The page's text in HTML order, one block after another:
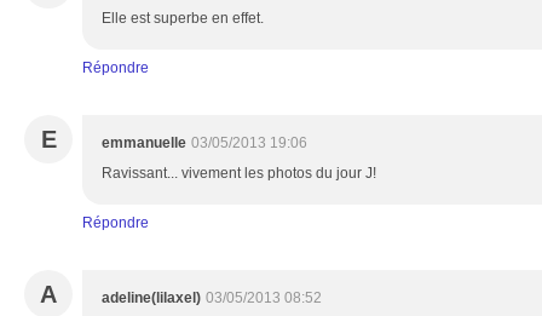
Elle est superbe en effet.
Répondre
E emmanuelle 03/05/2013 19:06
Ravissant... vivement les photos du jour J!
Répondre
A adeline(lilaxel) 03/05/2013 08:52